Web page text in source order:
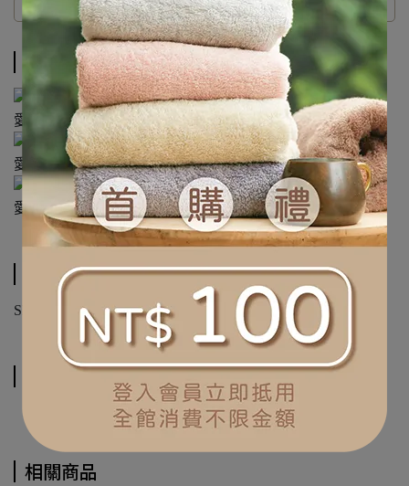
商品介紹 規格說明 運送方式
商品介紹
規格說明
SIZE: 約48X48CM.
運送方式
相關商品